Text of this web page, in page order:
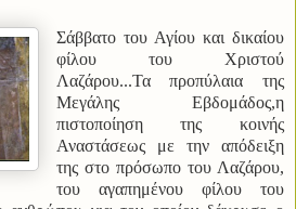
Σάββατο του Αγίου και δικαίου
φίλου του Χριστού
Λαζάρου...Τα προπύλαια της
Μεγάλης Εβδομάδος,η
πιστοποίηση της κοινής
Αναστάσεως με την απόδειξη
της στο πρόσωπο του Λαζάρου,
του αγαπημένου φίλου του